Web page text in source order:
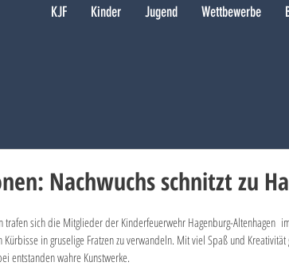
KJF Kinder Jugend Wettbewerbe
Nachwuchs schnitzt zu
in gruselige Fratzen zu verwandeln. Mit viel Spaß und
entstanden wahre Kunstwerke.